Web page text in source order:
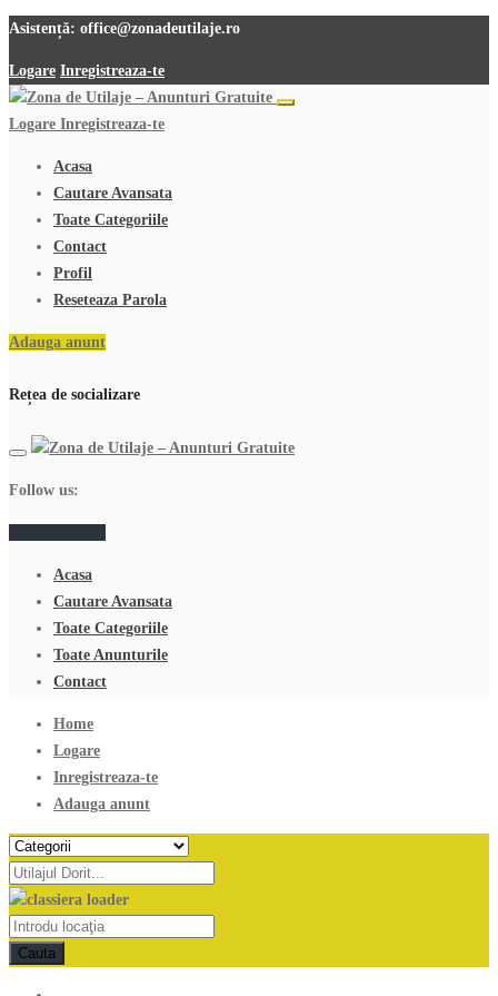
Asistență: office@zonadeutilaje.ro
Logare Inregistreaza-te
Logare Inregistreaza-te
Acasa
Cautare Avansata
Toate Categoriile
Contact
Profil
Reseteaza Parola
Adauga anunt
Rețea de socializare
Follow us:
Acasa
Cautare Avansata
Toate Categoriile
Toate Anunturile
Contact
Home
Logare
Inregistreaza-te
Adauga anunt
Cauta